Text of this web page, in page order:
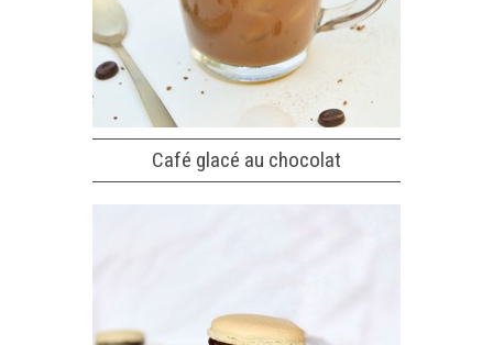
Café glacé au chocolat